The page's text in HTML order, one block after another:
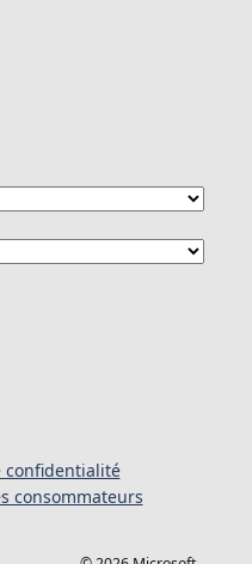
confidentialité
consommateurs